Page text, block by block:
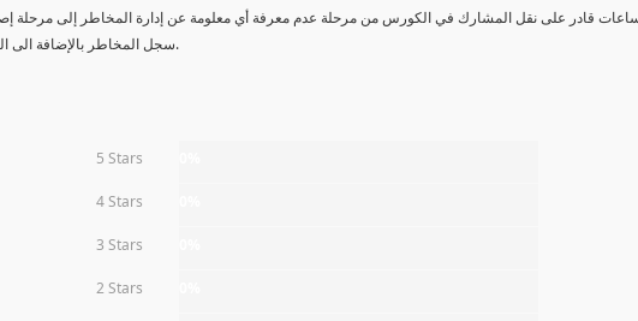
مٌكثف لمدة 3 ساعات قادر على نقل المشارك في الكورس من مرحلة عدم معرفة أي معلومة عن إدارة المخاطر إلى مرحلة
سجل المخاطر بالإضافة الى المقدرة التامية لإدارة مخاطر المشاريع.
5 Stars
4 Stars
3 Stars
2 Stars